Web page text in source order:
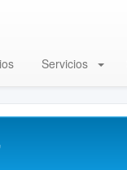
Servicios